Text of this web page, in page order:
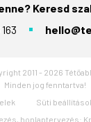
Keresd
2011 - 2026
Minden jog fenntartva!
Süti
honlaptervezés: